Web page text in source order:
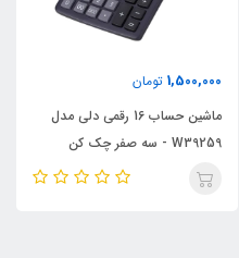
1,500,000 تومان
ماشین حساب 16 رقمی دلی مدل
W39259 - سه صفر چک کن